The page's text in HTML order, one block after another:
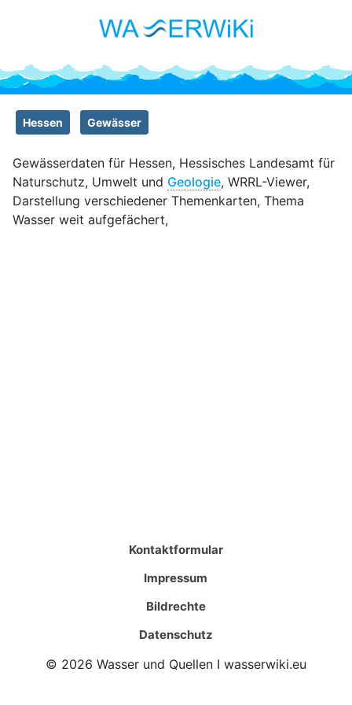
Hessen Gewässer
Gewässerdaten für Hessen, Hessisches Landesamt für
Naturschutz, Umwelt und Geologie, WRRL-Viewer,
Darstellung verschiedener Themenkarten, Thema
Wasser weit aufgefächert,
Kontaktformular
Impressum
Bildrechte
Datenschutz
© 2026 Wasser und Quellen I wasserwiki.eu